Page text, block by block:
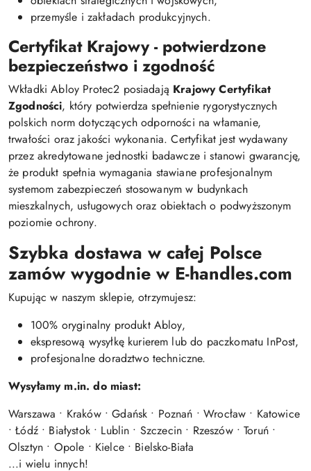
przemyśle i zakładach produkcyjnych.
Certyfikat Krajowy - potwierdzone
bezpieczeństwo i zgodność
Wkładki Abloy Protec2 posiadają Krajowy Certyfikat
Zgodności, który potwierdza spełnienie rygorystycznych
polskich norm dotyczących odporności na włamanie,
trwałości oraz jakości wykonania. Certyfikat jest wydawany
przez akredytowane jednostki badawcze i stanowi gwarancję,
że produkt spełnia wymagania stawiane profesjonalnym
systemom zabezpieczeń stosowanym w budynkach
mieszkalnych, usługowych oraz obiektach o podwyższonym
poziomie ochrony.
Szybka dostawa w całej Polsce
zamów wygodnie w E-handles.com
Kupując w naszym sklepie, otrzymujesz:
100% oryginalny produkt Abloy,
ekspresową wysyłkę kurierem lub do paczkomatu InPost,
profesjonalne doradztwo techniczne.
Wysyłamy m.in. do miast:
Warszawa • Kraków • Gdańsk • Poznań • Wrocław • Katowice
• Łódź • Białystok • Lublin • Szczecin • Rzeszów • Toruń •
Olsztyn • Opole • Kielce • Bielsko-Biała
...i wielu innych!